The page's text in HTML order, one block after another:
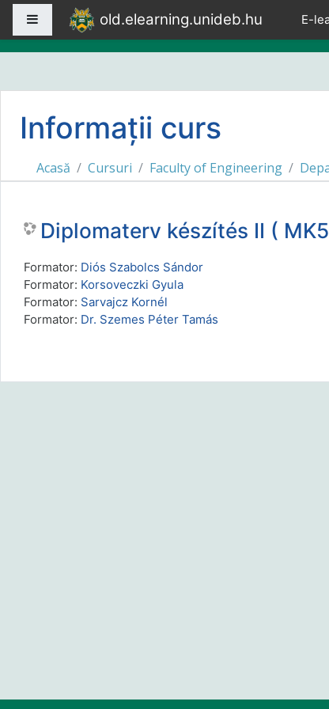
Sari la conţinutul principal
Panou lateralold.elearning.unideb.hu E-
Informații curs
Acasă Cursuri Faculty of Engineering
Diplomaterv készítés II (
Formator: Diós Szabolcs Sándor
Formator: Korsoveczki Gyula
Formator: Sarvajcz Kornél
Formator: Dr. Szemes Péter Tamás